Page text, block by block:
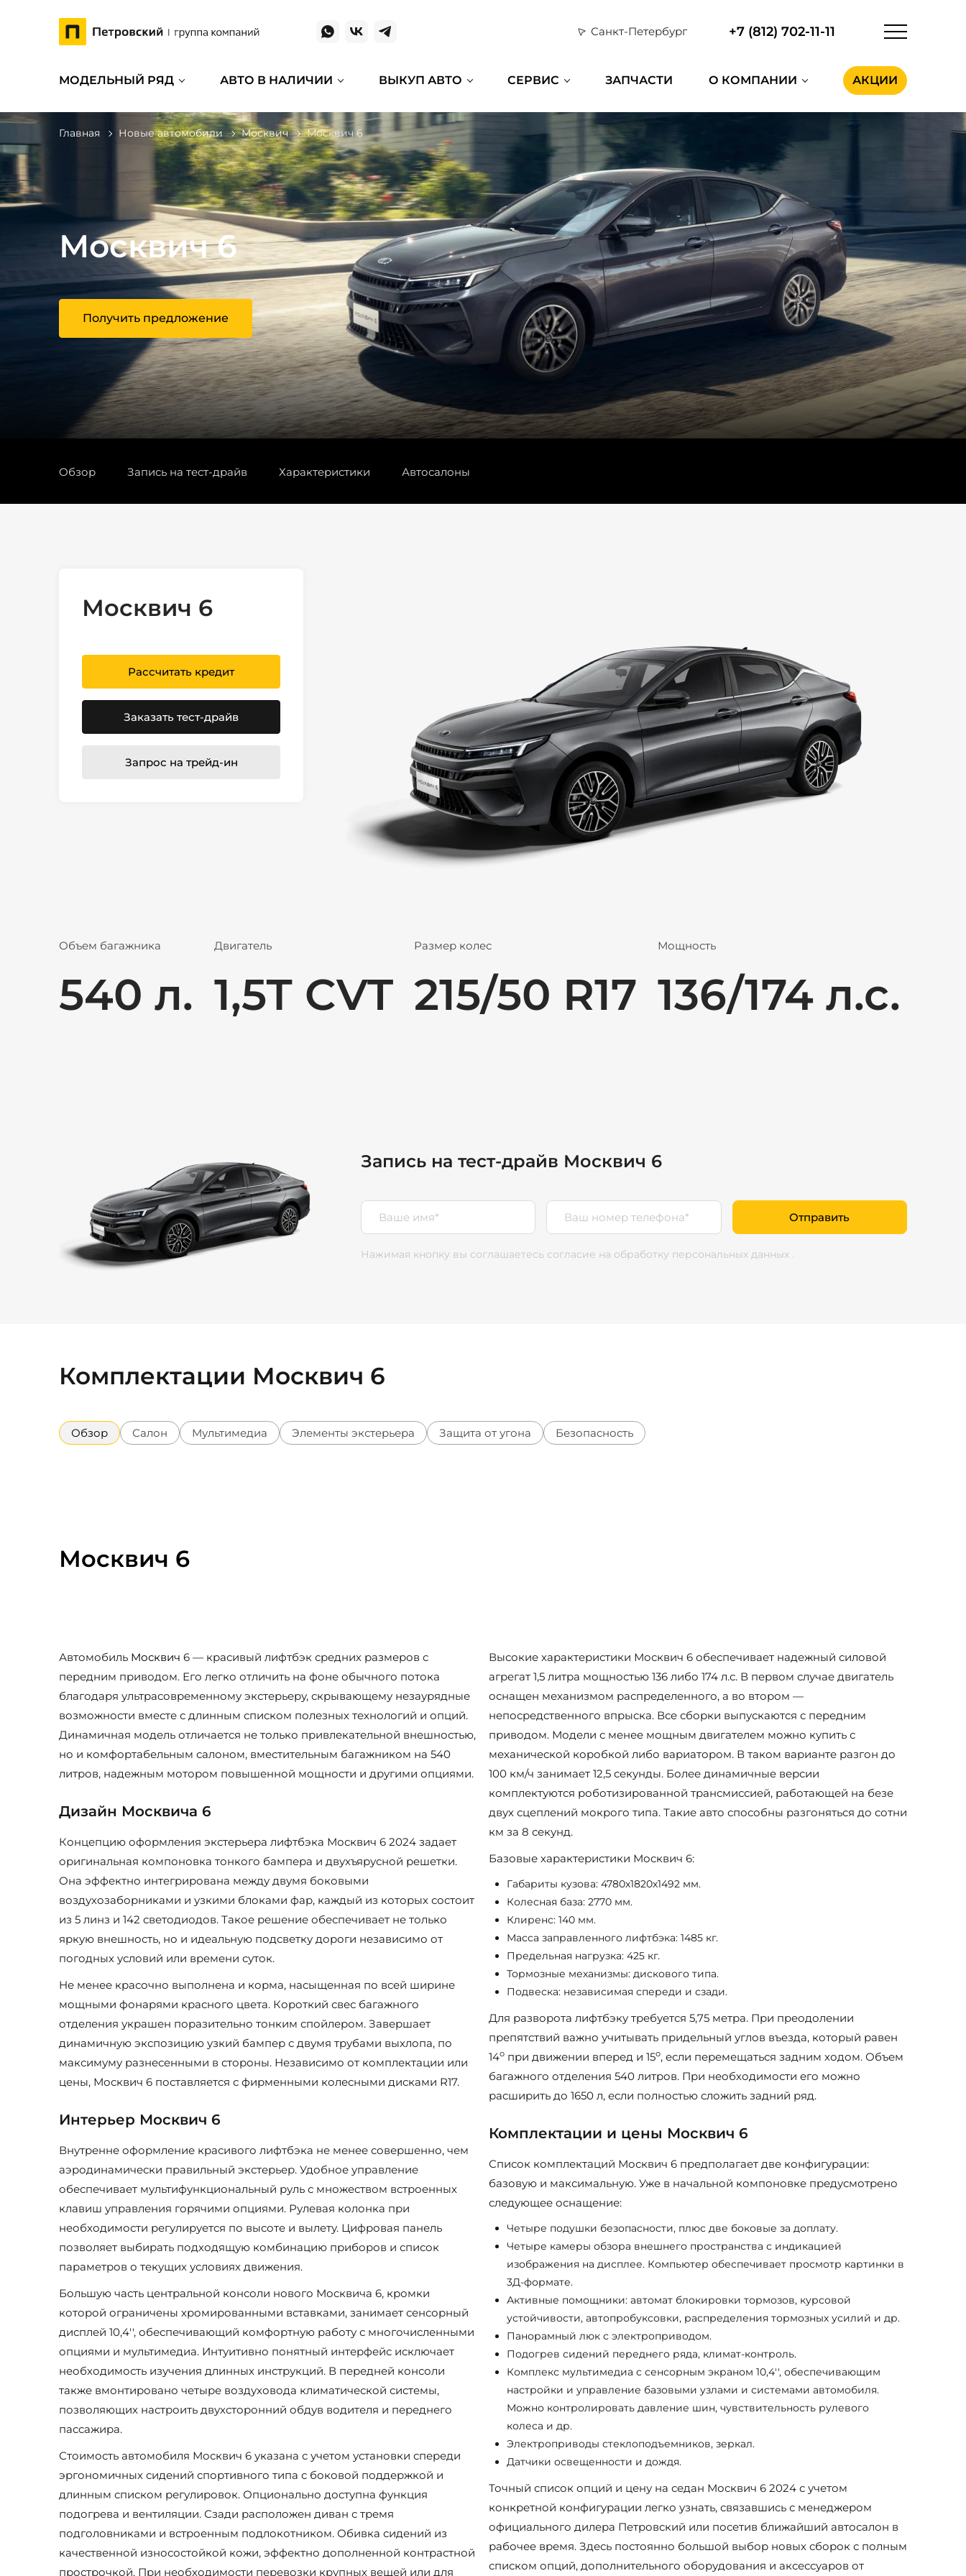
Санкт-Петербург +7 (812) 702-11-11
МОДЕЛЬНЫЙ РЯД АВТО В НАЛИЧИИ ВЫКУП АВТО СЕРВИС ЗАПЧАСТИ О КОМПАНИИ АКЦИИ
Главная Новые автомобили Москвич Москвич 6
Москвич 6
Получить предложение
Обзор Запись на тест-драйв Характеристики Автосалоны
Москвич 6
Рассчитать кредит
Заказать тест-драйв
Запрос на трейд-ин
Объем багажника
540 л.
Двигатель
1,5Т CVT
Размер колес
215/50 R17
Мощность
136/174 л.с.
Запись на тест-драйв Москвич 6
Отправить
Нажимая кнопку вы соглашаетесь согласие на обработку персональных данных .
Комплектации Москвич 6
Обзор Салон Мультимедиа Элементы экстерьера Защита от угона Безопасность
Москвич 6
Автомобиль Москвич 6 — красивый лифтбэк средних размеров с
передним приводом. Его легко отличить на фоне обычного потока
благодаря ультрасовременному экстерьеру, скрывающему незаурядные
возможности вместе с длинным списком полезных технологий и опций.
Динамичная модель отличается не только привлекательной внешностью,
но и комфортабельным салоном, вместительным багажником на 540
литров, надежным мотором повышенной мощности и другими опциями.
Дизайн Москвича 6
Концепцию оформления экстерьера лифтбэка Москвич 6 2024 задает
оригинальная компоновка тонкого бампера и двухъярусной решетки.
Она эффектно интегрирована между двумя боковыми
воздухозаборниками и узкими блоками фар, каждый из которых состоит
из 5 линз и 142 светодиодов. Такое решение обеспечивает не только
яркую внешность, но и идеальную подсветку дороги независимо от
погодных условий или времени суток.
Не менее красочно выполнена и корма, насыщенная по всей ширине
мощными фонарями красного цвета. Короткий свес багажного
отделения украшен поразительно тонким спойлером. Завершает
динамичную экспозицию узкий бампер с двумя трубами выхлопа, по
максимуму разнесенными в стороны. Независимо от комплектации или
цены, Москвич 6 поставляется с фирменными колесными дисками R17.
Интерьер Москвич 6
Внутренне оформление красивого лифтбэка не менее совершенно, чем
аэродинамически правильный экстерьер. Удобное управление
обеспечивает мультифункциональный руль с множеством встроенных
клавиш управления горячими опциями. Рулевая колонка при
необходимости регулируется по высоте и вылету. Цифровая панель
позволяет выбирать подходящую комбинацию приборов и список
параметров о текущих условиях движения.
Большую часть центральной консоли нового Москвича 6, кромки
которой ограничены хромированными вставками, занимает сенсорный
дисплей 10,4'', обеспечивающий комфортную работу с многочисленными
опциями и мультимедиа. Интуитивно понятный интерфейс исключает
необходимость изучения длинных инструкций. В передней консоли
также вмонтировано четыре воздуховода климатической системы,
позволяющих настроить двухсторонний обдув водителя и переднего
пассажира.
Стоимость автомобиля Москвич 6 указана с учетом установки спереди
эргономичных сидений спортивного типа с боковой поддержкой и
длинным списком регулировок. Опционально доступна функция
подогрева и вентиляции. Сзади расположен диван с тремя
подголовниками и встроенным подлокотником. Обивка сидений из
качественной износостойкой кожи, эффектно дополненной контрастной
прострочкой. При необходимости перевозки крупных вещей или для
Высокие характеристики Москвич 6 обеспечивает надежный силовой
агрегат 1,5 литра мощностью 136 либо 174 л.с. В первом случае двигатель
оснащен механизмом распределенного, а во втором —
непосредственного впрыска. Все сборки выпускаются с передним
приводом. Модели с менее мощным двигателем можно купить с
механической коробкой либо вариатором. В таком варианте разгон до
100 км/ч занимает 12,5 секунды. Более динамичные версии
комплектуются роботизированной трансмиссией, работающей на безе
двух сцеплений мокрого типа. Такие авто способны разгоняться до сотни
км за 8 секунд.
Базовые характеристики Москвич 6:
Габариты кузова: 4780х1820х1492 мм.
Колесная база: 2770 мм.
Клиренс: 140 мм.
Масса заправленного лифтбэка: 1485 кг.
Предельная нагрузка: 425 кг.
Тормозные механизмы: дискового типа.
Подвеска: независимая спереди и сзади.
Для разворота лифтбэку требуется 5,75 метра. При преодолении
препятствий важно учитывать придельный углов въезда, который равен
14опри движении вперед и 15о, если перемещаться задним ходом. Объем
багажного отделения 540 литров. При необходимости его можно
расширить до 1650 л, если полностью сложить задний ряд.
Комплектации и цены Москвич 6
Список комплектаций Москвич 6 предполагает две конфигурации:
базовую и максимальную. Уже в начальной компоновке предусмотрено
следующее оснащение:
Четыре подушки безопасности, плюс две боковые за доплату.
Четыре камеры обзора внешнего пространства с индикацией
изображения на дисплее. Компьютер обеспечивает просмотр картинки в
3Д-формате.
Активные помощники: автомат блокировки тормозов, курсовой
устойчивости, автопробуксовки, распределения тормозных усилий и др.
Панорамный люк с электроприводом.
Подогрев сидений переднего ряда, климат-контроль.
Комплекс мультимедиа с сенсорным экраном 10,4'', обеспечивающим
настройки и управление базовыми узлами и системами автомобиля.
Можно контролировать давление шин, чувствительность рулевого
колеса и др.
Электроприводы стеклоподъемников, зеркал.
Датчики освещенности и дождя.
Точный список опций и цену на седан Москвич 6 2024 с учетом
конкретной конфигурации легко узнать, связавшись с менеджером
официального дилера Петровский или посетив ближайший автосалон в
рабочее время. Здесь постоянно большой выбор новых сборок с полным
списком опций, дополнительного оборудования и аксессуаров от